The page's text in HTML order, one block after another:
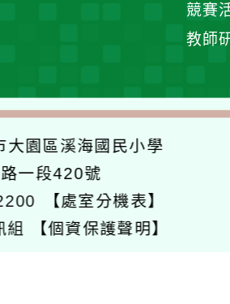
競賽
教師
大園區溪海國民小學
一段420號
【處室分機表】
組 【個資保護聲明】